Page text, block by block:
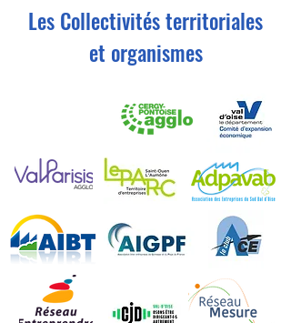
Les Collectivités territoriales
et organismes